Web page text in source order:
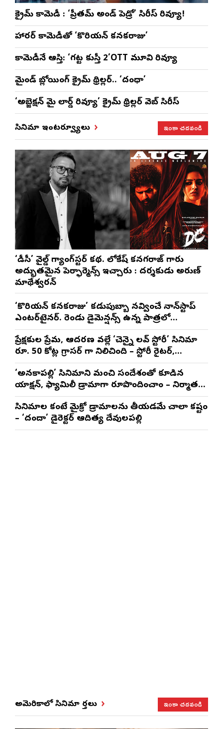
క్రైమ్ కామెడీ : ‘ప్రీతమ్ అండ్ పెడ్రో’ సిరీస్ రివ్యూ!
హారర్ కామెడీతో ‘కొరియన్ కనకరాజు’
కామెడీనే ఆస్తి: ‘గట్ట కుస్తీ 2’OTT మూవి రివ్యూ
మైండ్ బ్లోయింగ్ క్రైమ్ థ్రిల్లర్.. ‘దంధా’
‘అబ్జెక్ష‌న్ మై లార్డ్ రివ్యూ’ క్రైమ్ థ్రిల్ల‌ర్ వెబ్ సిరీస్
సినిమా ఇంటర్వ్యూలు ఇంకా చదవండి
‘డీసీ’ వైల్డ్ గ్యాంగ్‌స్టర్ కథ. లోకేష్ కనగరాజ్ గారు
అద్భుతమైన పెర్ఫార్మెన్స్ ఇచ్చారు : దర్శకుడు అరుణ్
మాథేశ్వరన్
‘కొరియన్ కనకరాజు’ కడుపుబ్బా నవ్వించే నాన్‌స్టాప్
ఎంటర్‌టైనర్. రెండు డైమెన్షన్స్ ఉన్న పాత్రలో
నటించడం చాలా సంతృప్తినిచ్చింది : వరుణ్ తేజ్
ప్రేక్షకుల ప్రేమ, ఆదరణ వల్లే ‘చెన్నై లవ్ స్టోరీ’ సినిమా
రూ. 50 కోట్ల గ్రాసర్ గా నిలిచింది – స్టోరీ రైటర్,
ప్రొడ్యూసర్ సాయి రాజేష్
‘అనకాపల్లి’ సినిమాని మంచి సందేశంతో కూడిన
యాక్షన్, ఫ్యామిలీ డ్రామాగా రూపొందించాం – నిర్మాతలు
త్రినాథరావు నక్కిన, కాండ్రేగుల నాయుడు
సినిమాల కంటే మైక్రో డ్రామాలను తీయడమే చాలా కష్టం
– ‘దందా’ డైరెక్ట‌ర్ ఆదిత్య దేవులపల్లి
అమెరికాలో సినిమా వార్తలు ఇంకా చదవండి